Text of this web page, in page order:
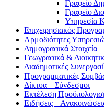
Γραφείο
Γραφείο
Υπηρεσία
Επιχειρησιακός
Αρμοδιότητες
Δημογραφικά Στοιχεία
Γεωγραφικά &
Διαδημοτικές
Προγραμματικές
Δίκτυα – Σύνδεσμοι
Εκτέλεση
Ειδήσεις –